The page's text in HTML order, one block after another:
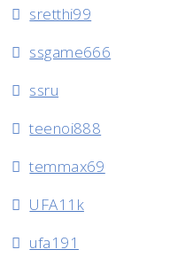
sretthi99
ssgame666
ssru
teenoi888
temmax69
UFA11k
ufa191